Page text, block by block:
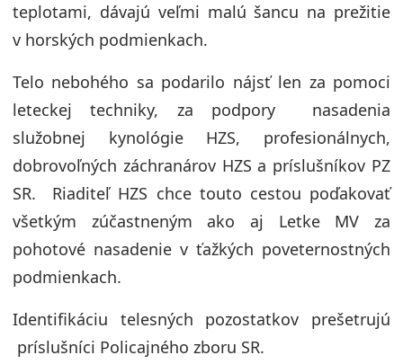
teplotami, dávajú veľmi malú šancu na prežitie
v horských podmienkach.
Telo nebohého sa podarilo nájsť len za pomoci
leteckej techniky, za podpory nasadenia
služobnej kynológie HZS, profesionálnych,
dobrovoľných záchranárov HZS a príslušníkov PZ
SR. Riaditeľ HZS chce touto cestou poďakovať
všetkým zúčastneným ako aj Letke MV za
pohotové nasadenie v ťažkých poveternostných
podmienkach.
Identifikáciu telesných pozostatkov prešetrujú
príslušníci Policajného zboru SR.